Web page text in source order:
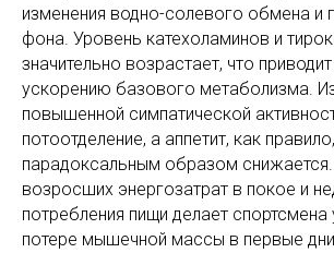
изменения водно-солевого обмена и
фона. Уровень катехоламинов и
значительно возрастает, что
ускорению базового метаболизма.
повышенной симпатической
потоотделение, а аппетит, как правило,
парадоксальным образом
возросших энергозатрат в покое и
потребления пищи делает
потере мышечной массы в первые